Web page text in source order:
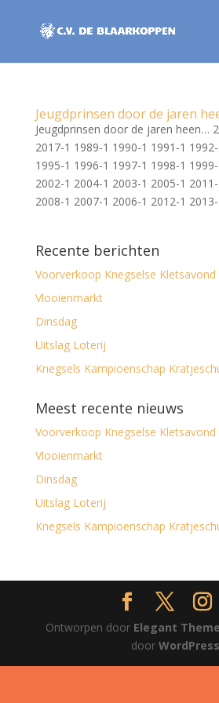
Jeugdprinsen door de jaren
Jeugdprinsen door de jaren heen…
2017-1 1989-1 1990-1 1991-1
1995-1 1996-1 1997-1 1998-1
2002-1 2004-1 2003-1 2005-1
2008-1 2007-1 2006-1 2012-1 2013-
Recente berichten
Voorverkoop Knegselse Kletsavond
Vlooienmarkt
Dinsdag
Uitslag Loterij
Knegsels Kampioenschap
Meest recente nieuws
Voorverkoop Knegselse Kletsavond
Vlooienmarkt
Dinsdag
Uitslag Loterij
Knegsels Kampioenschap
Ontworpen door Elegant
doorWordPress